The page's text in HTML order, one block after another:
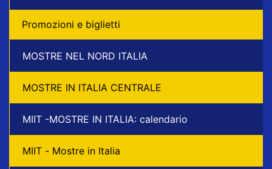
Promozioni e biglietti
MOSTRE NEL NORD ITALIA
MOSTRE IN ITALIA CENTRALE
MIIT -MOSTRE IN ITALIA: calendario
MIIT - Mostre in Italia